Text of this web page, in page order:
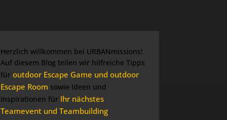
Herzlich willkommen bei URBANmissions!
Auf diesem Blog teilen wir hilfreiche Tipps
für outdoor Escape Game und outdoor
Escape Room sowie Ideen und
Inspirationen für Ihr nächstes
Teamevent und Teambuilding.